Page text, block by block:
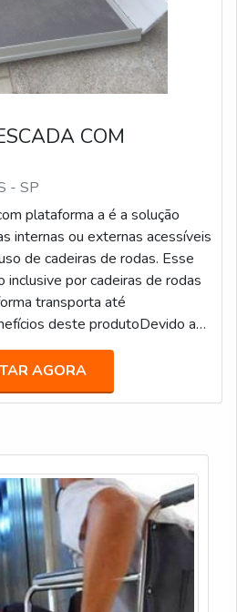
COM
- SP
plataforma a é a solução
internas ou externas acessíveis
de cadeiras de rodas. Esse
por cadeiras de rodas
transporta até
deste produtoDevido ao
de ser utilizado, a plataforma
os ambientes, com isso ela
qualidade de vida e até mesmo
AGORA